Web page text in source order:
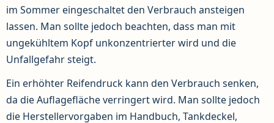
im Sommer eingeschaltet den Verbrauch ansteigen
lassen. Man sollte jedoch beachten, dass man mit
ungekühltem Kopf unkonzentrierter wird und die
Unfallgefahr steigt.
Ein erhöhter Reifendruck kann den Verbrauch senken,
da die Auflagefläche verringert wird. Man sollte jedoch
die Herstellervorgaben im Handbuch, Tankdeckel,